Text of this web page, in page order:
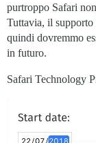
purtroppo Safari
Tuttavia, il supporto
quindi dovremmo
in futuro.
Safari Technology